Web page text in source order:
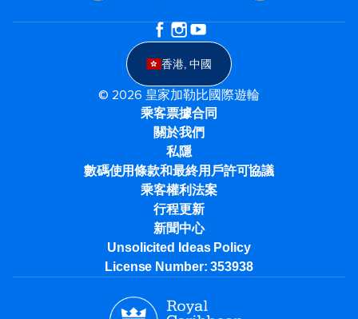
香港, 中國
© 2026 皇家加勒比國際遊輪
乘客票據合同
關於我們
私隱
數碼使用條款和最終用戶許可協議
乘客權利法案
行程更新
新聞中心
Unsolicited Ideas Policy
License Number: 353938